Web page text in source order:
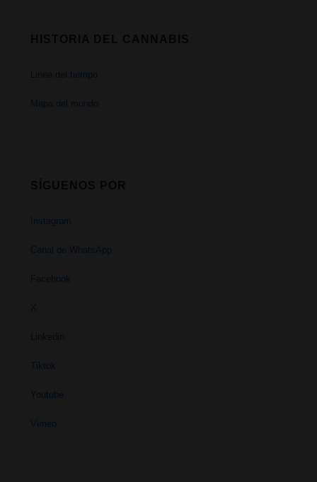
Linea del tiempo
Mapa del mundo
Instagram
Canal de WhatsApp
Facebook
X
Linkedin
Tiktok
Youtube
Vimeo